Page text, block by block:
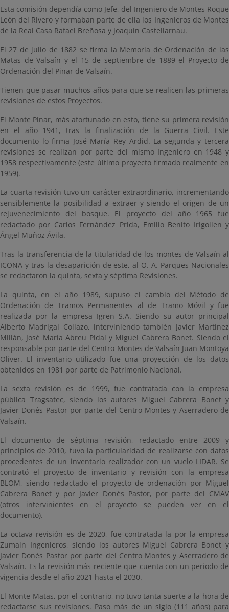
Esta comisión dependía como Jefe, del Ingeniero de Montes Roque
León del Rivero y formaban parte de ella los Ingenieros de Montes
de la Real Casa Rafael Breñosa y Joaquín Castellarnau.
El 27 de julio de 1882 se firma la Memoria de Ordenación de las
Matas de Valsaín y el 15 de septiembre de 1889 el Proyecto de
Ordenación del Pinar de Valsaín.
Tienen que pasar muchos años para que se realicen las primeras
revisiones de estos Proyectos.
El Monte Pinar, más afortunado en esto, tiene su primera revisión
en el año 1941, tras la finalización de la Guerra Civil. Este
documento lo firma José María Rey Ardid. La segunda y tercera
revisiones se realizan por parte del mismo Ingeniero en 1948 y
1958 respectivamente (este último proyecto firmado realmente en
1959).
La cuarta revisión tuvo un carácter extraordinario, incrementando
sensiblemente la posibilidad a extraer y siendo el origen de un
rejuvenecimiento del bosque. El proyecto del año 1965 fue
redactado por Carlos Fernández Prida, Emilio Benito Irigollen y
Ángel Muñoz Ávila.
Tras la transferencia de la titularidad de los montes de Valsaín al
ICONA y tras la desaparición de este, al O. A. Parques Nacionales
se redactaron la quinta, sexta y séptima Revisiones.
La quinta, en el año 1989, supuso el cambio del Método de
Ordenación de Tramos Permanentes al de Tramo Móvil y fue
realizada por la empresa Igren S.A. Siendo su autor principal
Alberto Madrigal Collazo, interviniendo también Javier Martínez
Millán, José María Abreu Pidal y Miguel Cabrera Bonet. Siendo el
responsable por parte del Centro Montes de Valsaín Juan Montoya
Oliver. El inventario utilizado fue una proyección de los datos
obtenidos en 1981 por parte de Patrimonio Nacional.
La sexta revisión es de 1999, fue contratada con la empresa
pública Tragsatec, siendo los autores Miguel Cabrera Bonet y
Javier Donés Pastor por parte del Centro Montes y Aserradero de
Valsaín.
El documento de séptima revisión, redactado entre 2009 y
principios de 2010, tuvo la particularidad de realizarse con datos
procedentes de un inventario realizador con un vuelo LIDAR. Se
contrató el proyecto de inventario y revisión con la empresa
BLOM, siendo redactado el proyecto de ordenación por Miguel
Cabrera Bonet y por Javier Donés Pastor, por parte del CMAV
(otros intervinientes en el proyecto se pueden ver en el
documento).
La octava revisión es de 2020, fue contratada la por la empresa
Zumain Ingenieros, siendo los autores Miguel Cabrera Bonet y
Javier Donés Pastor por parte del Centro Montes y Aserradero de
Valsaín. Es la revisión más reciente que cuenta con un periodo de
vigencia desde el año 2021 hasta el 2030.
El Monte Matas, por el contrario, no tuvo tanta suerte a la hora de
redactarse sus revisiones. Paso más de un siglo (111 años) para